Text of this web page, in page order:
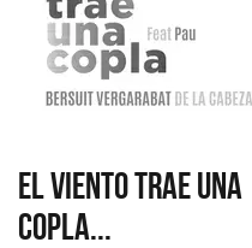
EL VIENTO TRAE UNA
COPLA...